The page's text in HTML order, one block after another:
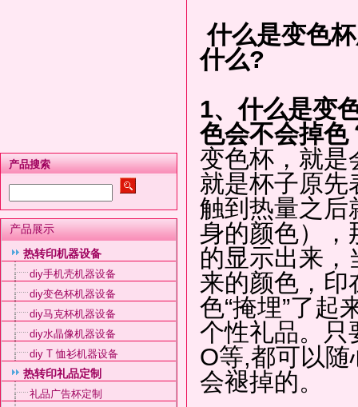
产品搜索
产品展示
热转印机器设备
diy手机壳机器设备
diy变色杯机器设备
diy马克杯机器设备
diy水晶像机器设备
diy T 恤衫机器设备
热转印礼品定制
礼品广告杯定制
什么是变色
什么?
1、什么是变
色会不会掉色
变色杯，就是
就是杯子原先
触到热量之后
身的颜色），
的显示出来
来的颜色，印
色“掩埋”了
个性礼品。只
O等,都可以
会褪掉的。